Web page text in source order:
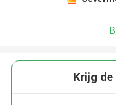
Krijg